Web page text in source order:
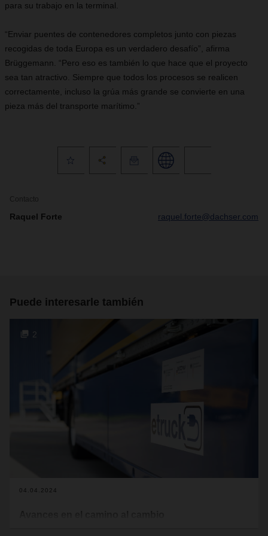
para su trabajo en la terminal.
“Enviar puentes de contenedores completos junto con piezas
recogidas de toda Europa es un verdadero desafío”, afirma
Brüggemann. “Pero eso es también lo que hace que el proyecto
sea tan atractivo. Siempre que todos los procesos se realicen
correctamente, incluso la grúa más grande se convierte en una
pieza más del transporte marítimo.”
Contacto
Raquel Forte raquel.forte@dachser.com
Puede interesarle también
2
04.04.2024